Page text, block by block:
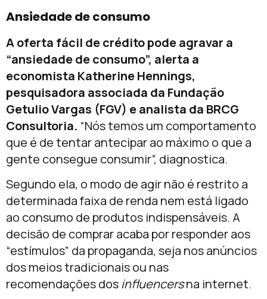
Ansiedade de consumo
A oferta fácil de crédito pode agravar a
“ansiedade de consumo”, alerta a
economista Katherine Hennings,
pesquisadora associada da Fundação
Getulio Vargas (FGV) e analista da BRCG
Consultoria. “Nós temos um comportamento
que é de tentar antecipar ao máximo o que a
gente consegue consumir”, diagnostica.
Segundo ela, o modo de agir não é restrito a
determinada faixa de renda nem está ligado
ao consumo de produtos indispensáveis. A
decisão de comprar acaba por responder aos
“estímulos” da propaganda, seja nos anúncios
dos meios tradicionais ou nas
recomendações dosinfluencersna internet.